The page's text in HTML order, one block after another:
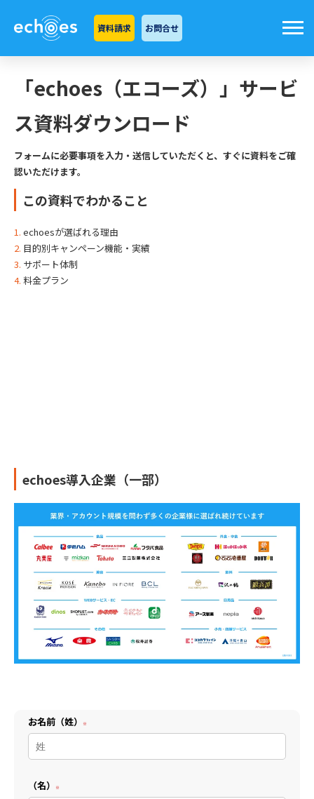
資料請求 お問合せ
「echoes（エコーズ）」サービ
ス資料ダウンロード
フォームに必要事項を入力・送信していただくと、すぐに資料をご確
認いただけます。
この資料でわかること
echoesが選ばれる理由
目的別キャンペーン機能・実績
サポート体制
料金プラン
echoes導入企業（一部）
お名前（姓）
（名）